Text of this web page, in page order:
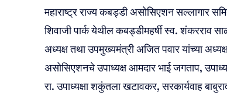
महाराष्ट्र राज्य कबड्डी असोसिएशन सल्लागार
शिवाजी पार्क येथील कबड्डीमहर्षी स्व. शंकरराव
अध्यक्ष तथा उपमुख्यमंत्री अजित पवार यांच्या
असोसिएशनचे उपाध्यक्ष आमदार भाई जगताप,
रा. उपाध्यक्षा शकुंतला खटावकर, सरकार्यवाह